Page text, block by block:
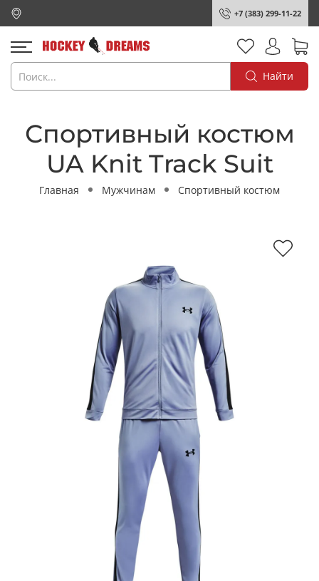
+7 (383) 299-11-22
Найти
Спортивный костюм
UA Knit Track Suit
Главная Мужчинам Спортивный костюм